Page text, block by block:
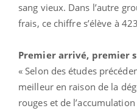
sang vieux. Dans l’autre
frais, ce chiffre s’élève à
Premier arrivé, premier
« Selon des études
meilleur en raison de la
rouges et de